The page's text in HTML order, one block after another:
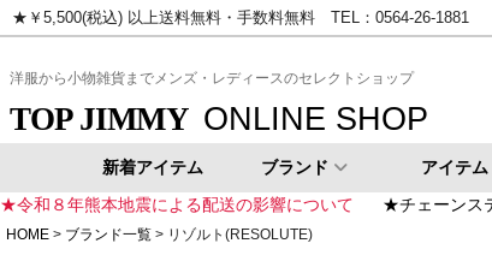
★￥5,500(税込) 以上送料無料・手数料無料 TEL：0564-26-1881
洋服から小物雑貨までメンズ・レディースのセレクトショップ
TOP JIMMY ONLINE SHOP
新着アイテム ブランド アイテム
ピンク
イエロー ゴールド
★令和８年熊本地震による配送の影響について ★チェーンス
HOME ブランド一覧 リゾルト(RESOLUTE)